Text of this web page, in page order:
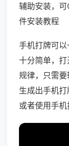
辅助安装，
件安装教程
手机打牌可以
十分简单，
规律，只需
生成出手机
或者使用手机